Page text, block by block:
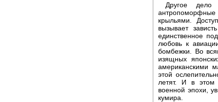
Другое дело
крыльями.
вызывает
единственное
любовь к
бомбежки. Во
изящных
американскими
этой
летят. И в этом
военной эпохи,
кумира.